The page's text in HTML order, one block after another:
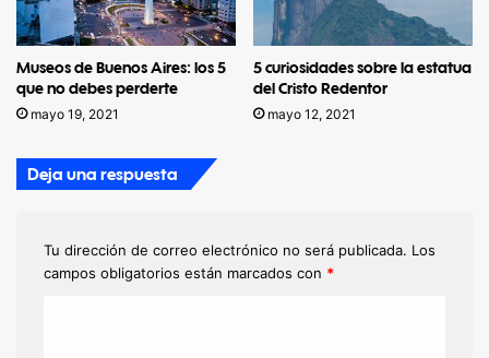
Museos de Buenos Aires: los 5
que no debes perderte
mayo 19, 2021
5 curiosidades sobre la estatua
del Cristo Redentor
mayo 12, 2021
Deja una respuesta
Tu dirección de correo electrónico no será publicada. Los
campos obligatorios están marcados con *